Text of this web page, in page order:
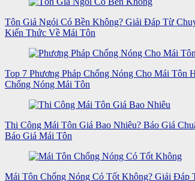
Tôn Giả Ngói Có Bền Không? Giải Đáp Từ
Kiến Thức Về Mái Tôn
Top 7 Phương Pháp Chống Nóng Cho Mái Tôn
Chống Nóng Mái Tôn
Thi Công Mái Tôn Giá Bao Nhiêu? Báo Giá
Báo Giá Mái Tôn
Mái Tôn Chống Nóng Có Tốt Không? Giải Đáp